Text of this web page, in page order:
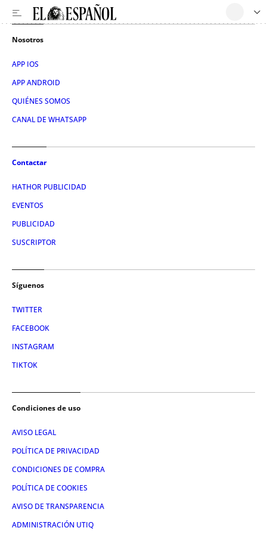
Nosotros
APP IOS
APP ANDROID
QUIÉNES SOMOS
CANAL DE WHATSAPP
Contactar
HATHOR PUBLICIDAD
EVENTOS
PUBLICIDAD
SUSCRIPTOR
Síguenos
TWITTER
FACEBOOK
INSTAGRAM
TIKTOK
Condiciones de uso
AVISO LEGAL
POLÍTICA DE PRIVACIDAD
CONDICIONES DE COMPRA
POLÍTICA DE COOKIES
AVISO DE TRANSPARENCIA
ADMINISTRACIÓN UTIQ